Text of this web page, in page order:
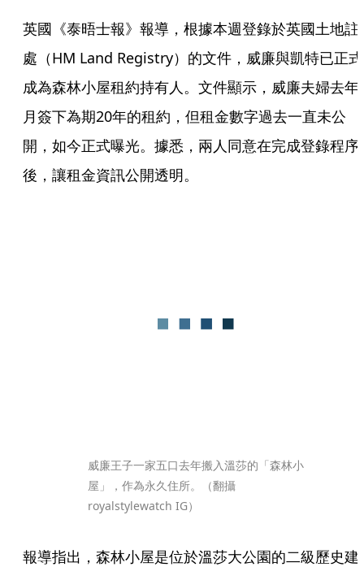
英國《泰晤士報》報導，根據本週登錄於英國土地註
處（HM Land Registry）的文件，威廉與凱特已正式
成為森林小屋租約持有人。文件顯示，威廉夫婦去年
月簽下為期20年的租約，但租金數字過去一直未公
開，如今正式曝光。據悉，兩人同意在完成登錄程序
後，讓租金資訊公開透明。
威廉王子一家五口去年搬入溫莎的「森林小
屋」，作為永久住所。（翻攝
royalstylewatch IG）
報導指出，森林小屋是位於溫莎大公園的二級歷史建